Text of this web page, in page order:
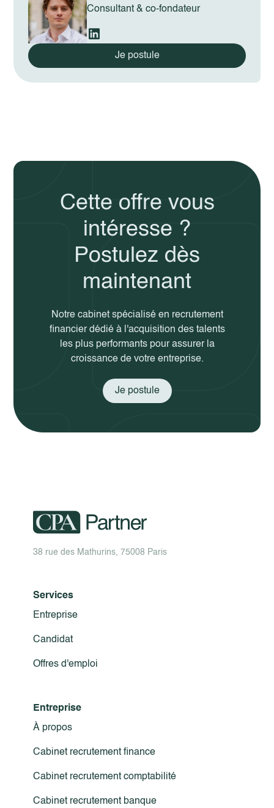
Consultant & co-fondateur
Je postule
Cette offre vous
intéresse ?
Postulez dès
maintenant
Notre cabinet spécialisé en recrutement
financier dédié à l'acquisition des talents
les plus performants pour assurer la
croissance de votre entreprise.
Je postule
38 rue des Mathurins, 75008 Paris
Services
Entreprise
Candidat
Offres d'emploi
Entreprise
À propos
Cabinet recrutement finance
Cabinet recrutement comptabilité
Cabinet recrutement banque